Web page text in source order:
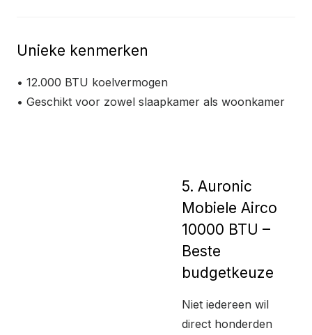
Unieke kenmerken
• 12.000 BTU koelvermogen
• Geschikt voor zowel slaapkamer als woonkamer
5. Auronic
Mobiele Airco
10000 BTU –
Beste
budgetkeuze
Niet iedereen wil
direct honderden